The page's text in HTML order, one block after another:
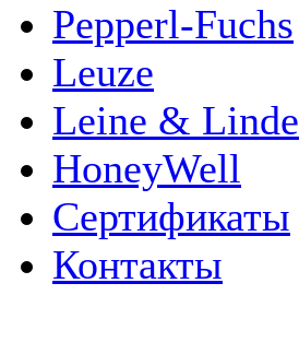
Pepperl-Fuchs
Leuze
Leine & Linde
HoneyWell
Сертификаты
Контакты